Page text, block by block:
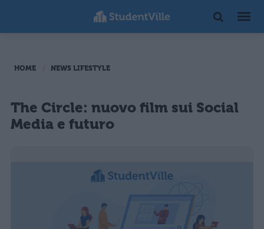
HOME NEWS LIFESTYLE
The Circle: nuovo film sui Social
Media e futuro